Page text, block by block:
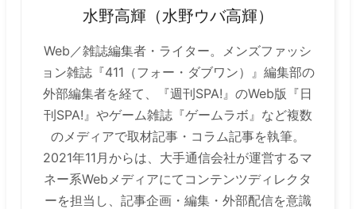
水野高輝（水野ウバ高輝）
Web／雑誌編集者・ライター。メンズファッシ
ョン雑誌『411（フォー・ダブワン）』編集部の
外部編集者を経て、『週刊SPA!』のWeb版『日
刊SPA!』やゲーム雑誌『ゲームラボ』など複数
のメディアで取材記事・コラム記事を執筆。
2021年11月からは、大手通信会社が運営するマ
ネー系Webメディアにてコンテンツディレクタ
ーを担当し、記事企画・編集・外部配信を意識